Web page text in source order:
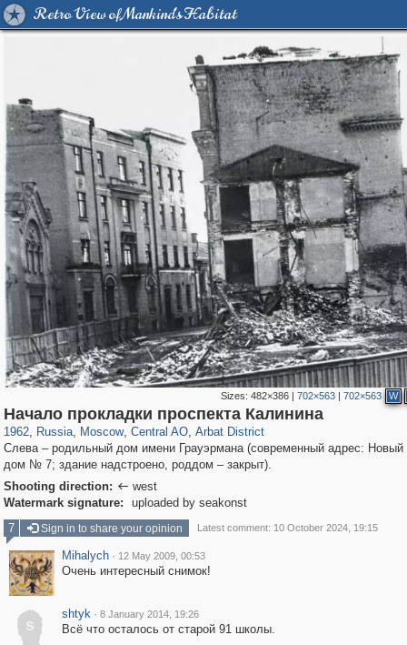
Retro View of Mankind's Habitat
Sizes:482×386 |702×563 |702×563 W
Начало прокладки проспекта Калинина
1962, Russia
1,407,712 29,262
, Moscow
319,968 8,295
, Central AO
160,055 5,920
, Arbat District
13,485 356
Слева – родильный дом имени Грауэрмана (современный адрес: Новый
дом № 7; здание надстроено, роддом – закрыт).
Shooting direction:  west
Watermark signature:
uploaded by seakonst
7
Sign in to share your opinion Latest comment: 10 October 2024, 19:15
Mihalych · 12 May 2009, 00:53
Очень интересный снимок!
s
shtyk · 8 January 2014, 19:26
Всё что осталось от старой 91 школы.